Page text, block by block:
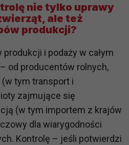
nie tylko uprawy
ale też
produkcji?
i podaży w całym
od producentów rolnych,
tym transport i
zajmujące się
(w tym importem z krajów
dla wiarygodności
Kontrolę – jeśli potwierdzi